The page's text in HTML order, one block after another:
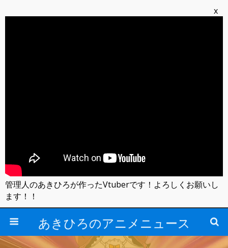
あきひろのアニメニュース
x
管理人のあきひろが作ったVtuberです！よろしくお願いし
ます！！